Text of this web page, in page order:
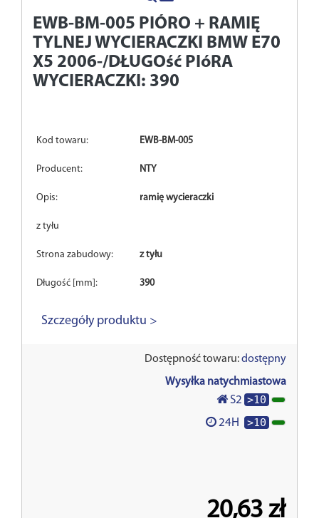
EWB-BM-005 PIÓRO + RAMIĘ
TYLNEJ WYCIERACZKI BMW E70
X5 2006-/DŁUGOść PIóRA
WYCIERACZKI: 390
Kod towaru: EWB-BM-005
Producent: NTY
Opis: ramię wycieraczki
z tyłu
Strona zabudowy: z tyłu
Długość [mm]: 390
Szczegóły produktu >
Dostępność towaru:dostępny
Wysyłka natychmiastowa
S2 >10
24H >10
20,63 zł